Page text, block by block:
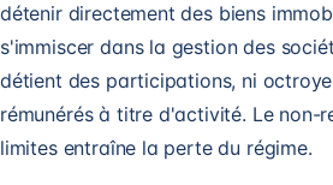
détenir directement des biens
s'immiscer dans la gestion des
détient des participations, ni
rémunérés à titre d'activité. Le non-
limites entraîne la perte du régime.